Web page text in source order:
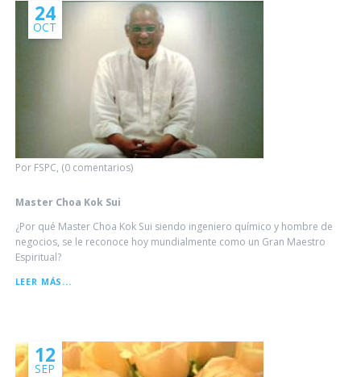
Por FSPC, (0 comentarios)
24
OCT
Master Choa Kok Sui
¿Por qué Master Choa Kok Sui siendo ingeniero químico y hombre de
negocios, se le reconoce hoy mundialmente como un Gran Maestro
Espiritual?
LEER MÁS...
12
SEP